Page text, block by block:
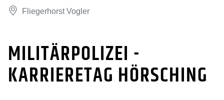
Fliegerhorst Vogler
MILITÄRPOLIZEI -
KARRIERETAG HÖRSCHING